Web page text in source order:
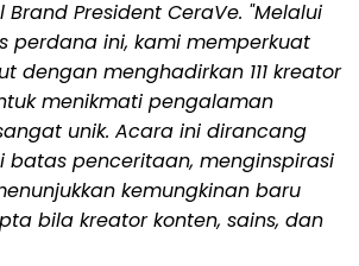
Brand President CeraVe. "Melalui
perdana ini, kami memperkuat
dengan menghadirkan 111 kreator
menikmati pengalaman
unik. Acara ini dirancang
batas penceritaan, menginspirasi
kemungkinan baru
bila kreator konten, sains, dan